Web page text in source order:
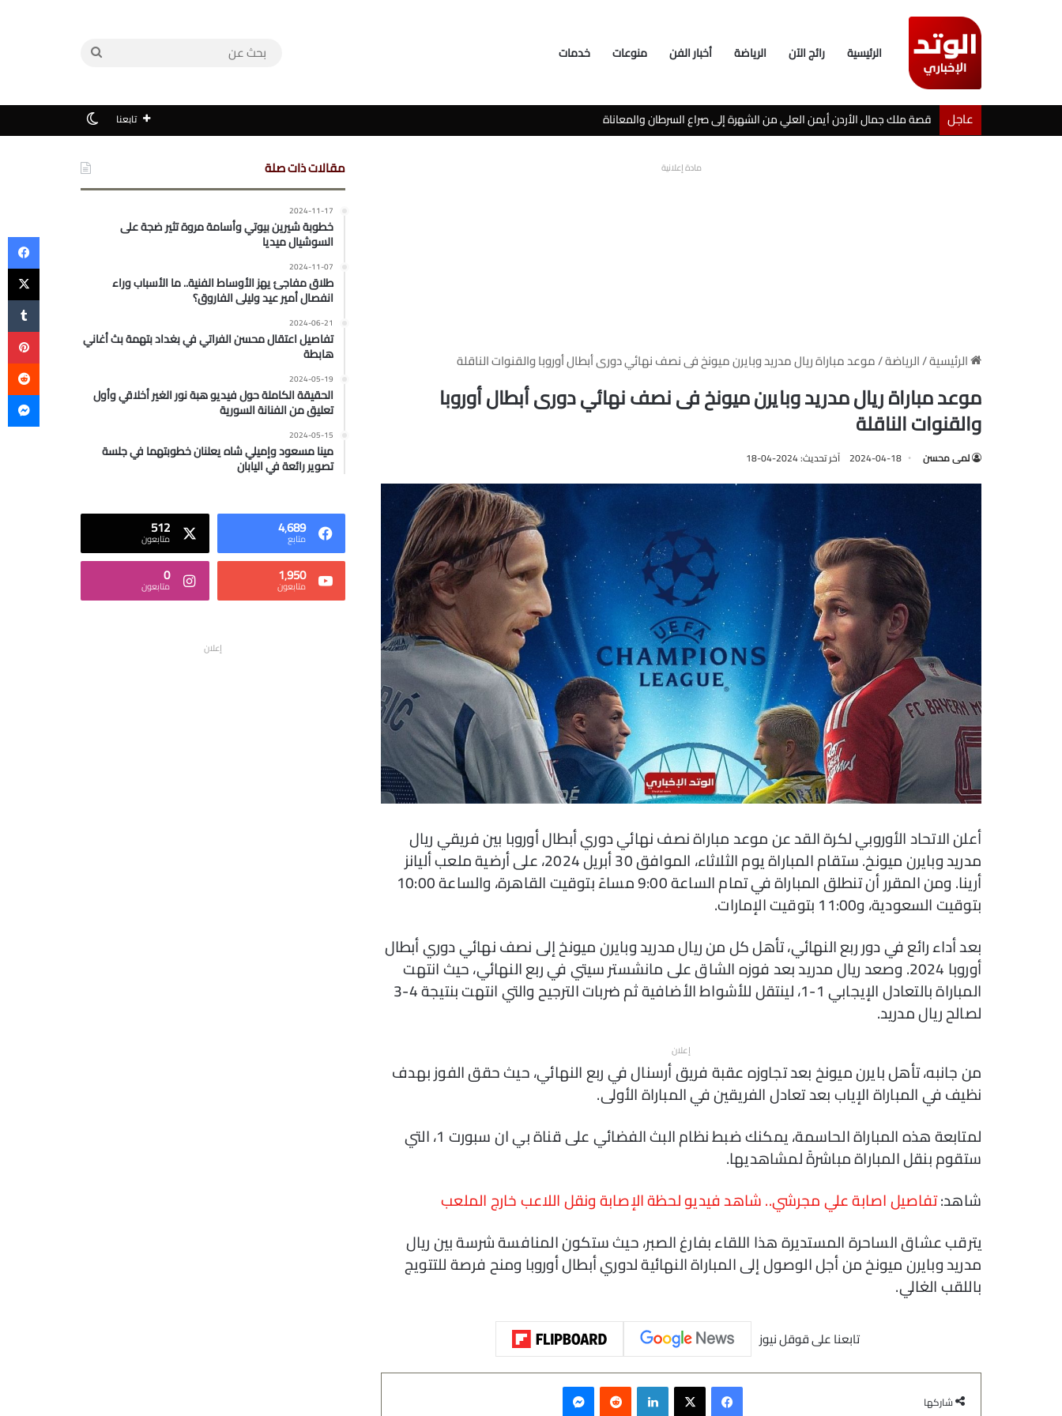
الرئيسية رائج الآن الرياضة أخبار الفن منوعات خدمات
عاجل
خطوبة شيرين بيوتي وأسامة مروة تثير ضجة على السوشيال ميديا تابعنا
مادة إعلانية
الرئيسية/الرياضة/موعد مباراة ريال مدريد وبايرن ميونخ فى نصف نهائي دورى أبطال أوروبا والقنوات الناقلة
موعد مباراة ريال مدريد وبايرن ميونخ فى نصف نهائي دورى أبطال أوروبا
والقنوات الناقلة
لمى محسن 2024-04-18 آخر تحديث: 2024-04-18
أعلن الاتحاد الأوروبي لكرة القد عن موعد مباراة نصف نهائي دوري أبطال أوروبا بين فريقي ريال
مدريد وبايرن ميونخ. ستقام المباراة يوم الثلاثاء، الموافق 30 أبريل 2024، على أرضية ملعب أليانز
أرينا. ومن المقرر أن تنطلق المباراة في تمام الساعة 9:00 مساءً بتوقيت القاهرة، والساعة 10:00
بتوقيت السعودية، و11:00 بتوقيت الإمارات.
بعد أداء رائع في دور ربع النهائي، تأهل كل من ريال مدريد وبايرن ميونخ إلى نصف نهائي دوري أبطال
أوروبا 2024. وصعد ريال مدريد بعد فوزه الشاق على مانشستر سيتي في ربع النهائي، حيث انتهت
المباراة بالتعادل الإيجابي 1-1، لينتقل للأشواط الأضافية ثم ضربات الترجيح والتي انتهت بنتيجة 4-3
لصالح ريال مدريد.
إعلان
من جانبه، تأهل بايرن ميونخ بعد تجاوزه عقبة فريق أرسنال في ربع النهائي، حيث حقق الفوز بهدف
نظيف في المباراة الإياب بعد تعادل الفريقين في المباراة الأولى.
لمتابعة هذه المباراة الحاسمة، يمكنك ضبط نظام البث الفضائي على قناة بي ان سبورت 1، التي
ستقوم بنقل المباراة مباشرةً لمشاهديها.
شاهد:تفاصيل اصابة علي مجرشي.. شاهد فيديو لحظة الإصابة ونقل اللاعب خارج الملعب
يترقب عشاق الساحرة المستديرة هذا اللقاء بفارغ الصبر، حيث ستكون المنافسة شرسة بين ريال
مدريد وبايرن ميونخ من أجل الوصول إلى المباراة النهائية لدوري أبطال أوروبا ومنح فرصة للتتويج
باللقب الغالي.
تابعنا على قوقل نيوز
شاركها
فيسبوك ‫X لينكدإن
مقالات ذات صلة
2024-11-17
خطوبة شيرين بيوتي وأسامة مروة تثير ضجة على
السوشيال ميديا
2024-11-07
طلاق مفاجئ يهز الأوساط الفنية.. ما الأسباب وراء
انفصال أمير عيد وليلى الفاروق؟
2024-06-21
تفاصيل اعتقال محسن الفراتي في بغداد بتهمة بث أغاني
هابطة
2024-05-19
الحقيقة الكاملة حول فيديو هبة نور الغير أخلاقي وأول
تعليق من الفنانة السورية
2024-05-15
مينا مسعود وإميلي شاه يعلنان خطوبتهما في جلسة
تصوير رائعة في اليابان
4٬689
متابع 512
متابعون
1٬950
متابعون 0
متابعون
إعلان